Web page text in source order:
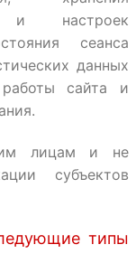
и настроек
сеанса
данных
сайта и
лицам и не
субъектов
типы